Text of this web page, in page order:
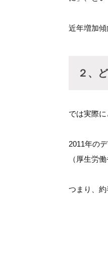
近年増加傾
２、
では実際
2011年の
（厚生労
つまり、約